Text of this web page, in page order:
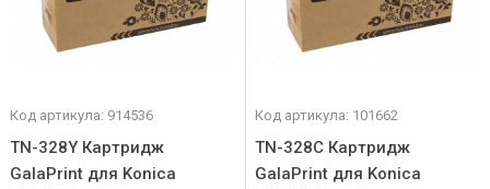
Код артикула: 914536
TN-328Y Картридж
GalaPrint для Konica
Код артикула: 101662
TN-328С Картридж
GalaPrint для Konica